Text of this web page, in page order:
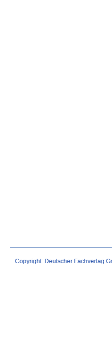
Copyright: Deutscher Fachverlag